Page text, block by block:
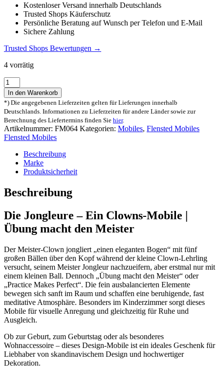
Kostenloser Versand innerhalb Deutschlands
Trusted Shops Käuferschutz
Persönliche Beratung auf Wunsch per Telefon und E-Mail
Sichere Zahlung
Trusted Shops Bewertungen →
4 vorrätig
Flensted
Mobiles
Die
Jongleure
Clowns-
Mobile
Menge
In den Warenkorb
*) Die angegebenen Lieferzeiten gelten für Lieferungen innerhalb
Deutschlands. Informationen zu Lieferzeiten für andere Länder sowie zur
Berechnung des Liefertermins finden Sie hier.
Artikelnummer: FM064 Kategorien: Mobiles, Flensted Mobiles
Flensted Mobiles
Beschreibung
Marke
Produktsicherheit
Beschreibung
Die Jongleure – Ein Clowns-Mobile |
Übung macht den Meister
Der Meister-Clown jongliert „einen eleganten Bogen“ mit fünf
großen Bällen über den Kopf während der kleine Clown-Lehrling
versucht, seinem Meister Jongleur nachzueifern, aber erstmal nur mit
einem kleinen Ball. Dennoch „Übung macht den Meister“ oder
„Practice Makes Perfect“. Die fein ausbalancierten Elemente
bewegen sich sanft im Raum und schaffen eine beruhigende, fast
meditative Atmosphäre. Besonders im Kinderzimmer sorgt dieses
Mobile für visuelle Anregung und gleichzeitig für Ruhe und
Ausgleich.
Ob zur Geburt, zum Geburtstag oder als besonderes
Wohnaccessoire – dieses Design-Mobile ist ein ideales Geschenk für
Liebhaber von skandinavischem Design und hochwertiger
Dekoration.